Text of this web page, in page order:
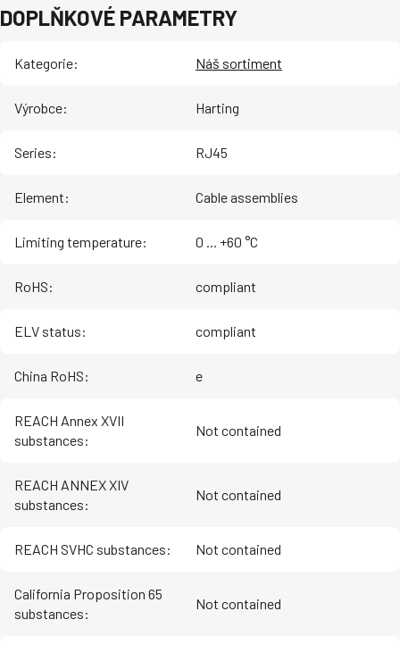
DOPLŇKOVÉ PARAMETRY
Kategorie: Náš sortiment
Výrobce: Harting
Series: RJ45
Element: Cable assemblies
Limiting temperature: ‌0 ... +60 °C
RoHS: compliant
ELV status: compliant
China RoHS: e
REACH Annex XVII
substances:
Not contained
REACH ANNEX XIV
substances:
Not contained
REACH SVHC substances: Not contained
California Proposition 65
substances:
Not contained